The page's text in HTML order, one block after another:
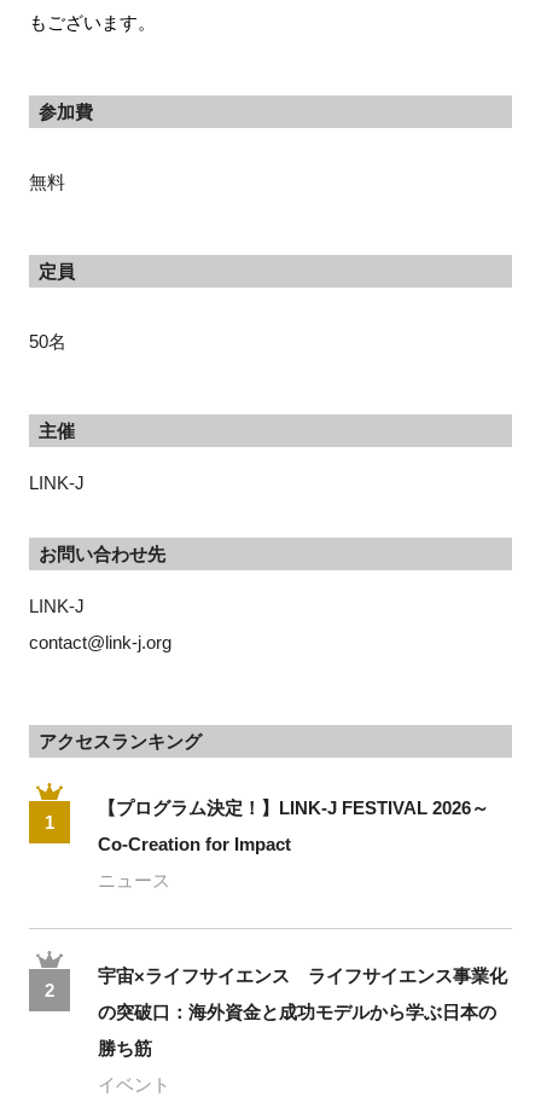
もございます。
参加費
無料
定員
50名
主催
LINK-J
お問い合わせ先
LINK-J
contact@link-j.org
アクセスランキング
1
【プログラム決定！】LINK-J FESTIVAL 2026～
Co-Creation for Impact
ニュース
2
宇宙×ライフサイエンス ライフサイエンス事業化
の突破口：海外資金と成功モデルから学ぶ日本の
勝ち筋
イベント